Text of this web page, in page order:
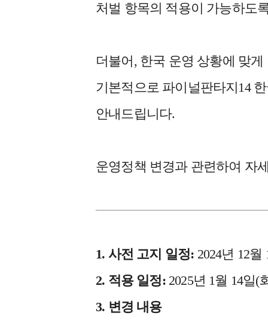
처벌 항목의 적용이 가능하도
더불어, 한국 운영 상황에 맞
기본적으로 파이널판타지14
안내드립니다.
운영정책 변경과 관련하여 자
1. 사전 고지 일정: 2024년 12월
2. 적용 일정: 2025년 1월 14일(
3. 변경 내용